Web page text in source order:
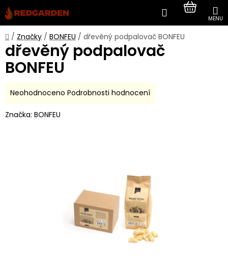
Přejít
na
obsah
Hledat
KOŠÍK
Domů
/ Značky / BONFEU / dřevěný podpalovač BONFEU
dřevěný podpalovač
BONFEU
Průměrné
produktu
Neohodnoceno Podrobnosti hodnocení
Značka: BONFEU